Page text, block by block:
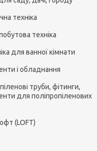
техніка
техніка
для ванної кімнати
і обладнання
труби, фітинги,
для поліпропіленових
(LOFT)